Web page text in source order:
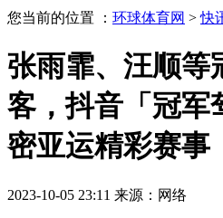
您当前的位置 ： 环球体育网 >快
张雨霏、汪顺等
客，抖音「冠军
密亚运精彩赛事
2023-10-05 23:11 来源： 网络